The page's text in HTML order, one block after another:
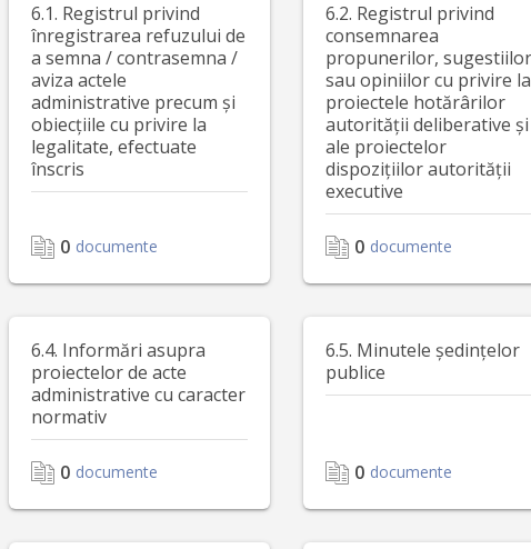
6.1. Registrul privind
înregistrarea refuzului de
a semna / contrasemna /
aviza actele
administrative precum și
obiecțiile cu privire la
legalitate, efectuate
înscris
0 documente
6.2. Registrul privind
consemnarea
propunerilor, sugestiilor
sau opiniilor cu privire la
proiectele hotărârilor
autorității deliberative și
ale proiectelor
dispozițiilor autorității
executive
0 documente
6.4. Informări asupra
proiectelor de acte
administrative cu caracter
normativ
0 documente
6.5. Minutele ședințelor
publice
0 documente